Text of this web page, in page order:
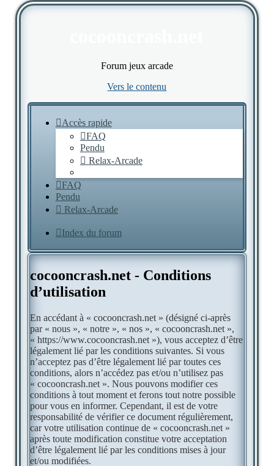
Forum jeux arcade
Vers le contenu
Accès rapide
FAQ
Pendu
Relax-Arcade
FAQ
Pendu
Relax-Arcade
Index du forum
cocooncrash.net - Conditions
d’utilisation
En accédant à « cocooncrash.net » (désigné ci-après
par « nous », « notre », « nos », « cocooncrash.net »,
« https://www.cocooncrash.net »), vous acceptez d’être
légalement lié par les conditions suivantes. Si vous
n’acceptez pas d’être légalement lié par toutes ces
conditions, alors n’accédez pas et/ou n’utilisez pas
« cocooncrash.net ». Nous pouvons modifier ces
conditions à tout moment et ferons tout notre possible
pour vous en informer. Cependant, il est de votre
responsabilité de vérifier ce document régulièrement,
car votre utilisation continue de « cocooncrash.net »
après toute modification constitue votre acceptation
d’être légalement lié par les conditions mises à jour
et/ou modifiées.